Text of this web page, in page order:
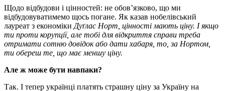
Щодо відбудови і цінностей: не обов’язково, що ми
відбудовуватимемо щось погане. Як казав нобелівський
лауреат з економіки Дуґлас Норт, цінності мають ціну. І якщо
ти проти корупції, але тобі для відкриття справи треба
отримати сотню довідок або дати хабаря, то, за Нортом,
ти обереш те, що має меншу ціну.
Але ж може бути навпаки?
Так. І тепер українці платять страшну ціну за Україну на